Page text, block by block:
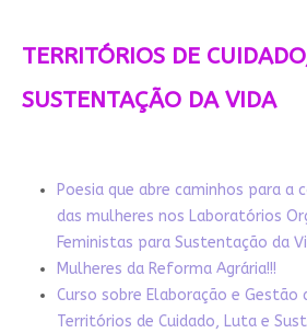
TERRITÓRIOS DE
SUSTENTAÇÃO DA VIDA
Poesia que abre caminhos para a
das mulheres nos Laboratórios
Feministas para Sustentação da
Mulheres da Reforma Agrária!!!
Curso sobre Elaboração e Gestão
Territórios de Cuidado, Luta e